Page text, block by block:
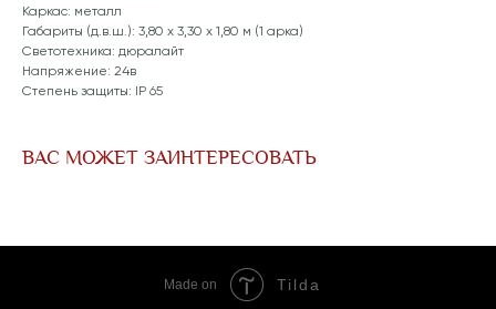
Каркас: металл
Габариты (д.в.ш.): 3,80 x 3,30 x 1,80 м (1 арка)
Светотехника: дюралайт
Напряжение: 24в
Степень защиты: IP 65
ВАС МОЖЕТ ЗАИНТЕРЕСОВАТЬ
Made on Tilda